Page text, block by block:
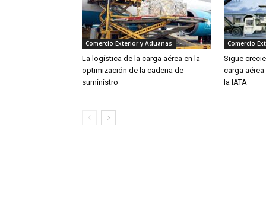
Comercio Exterior y Aduanas
La logística de la carga aérea en la
optimización de la cadena de
suministro
Comercio
Sigue
carga
la IATA